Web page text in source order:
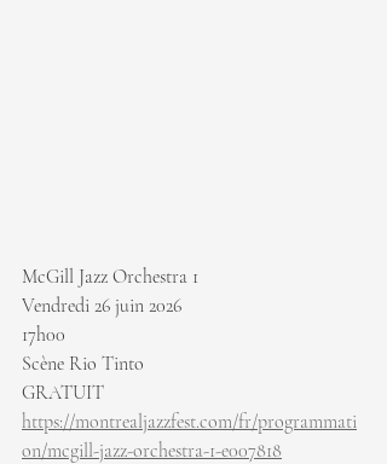
McGill Jazz Orchestra 1
Vendredi 26 juin 2026
17h00
Scène Rio Tinto
GRATUIT
https://montrealjazzfest.com/fr/programmati
on/mcgill-jazz-orchestra-1-e007818